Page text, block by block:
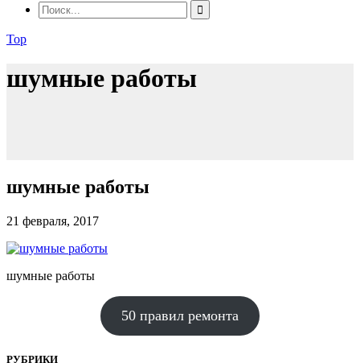
Top
шумные работы
шумные работы
21 февраля, 2017
шумные работы
50 правил ремонта
РУБРИКИ